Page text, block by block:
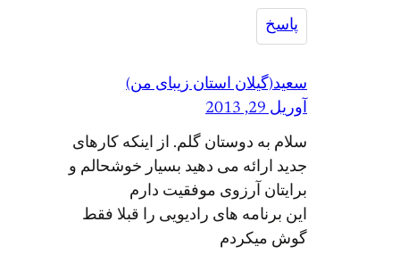
پاسخ
سعید(گیلان استان زیبای من)
آوریل 29, 2013
سلام به دوستان گلم. از اینکه کارهای
جدید ارائه می دهید بسیار خوشحالم و
برایتان آرزوی موفقیت دارم
این برنامه های رادیویی را قبلا فقط
گوش میکردم